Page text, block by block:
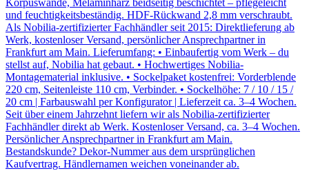
Korpuswände, Melaminharz beidseitig beschichtet – pflegeleicht
und feuchtigkeitsbeständig. HDF-Rückwand 2,8 mm verschraubt.
Als Nobilia-zertifizierter Fachhändler seit 2015: Direktlieferung ab
Werk, kostenloser Versand, persönlicher Ansprechpartner in
Frankfurt am Main. Lieferumfang: • Einbaufertig vom Werk – du
stellst auf, Nobilia hat gebaut. • Hochwertiges Nobilia-
Montagematerial inklusive. • Sockelpaket kostenfrei: Vorderblende
220 cm, Seitenleiste 110 cm, Verbinder. • Sockelhöhe: 7 / 10 / 15 /
20 cm | Farbauswahl per Konfigurator | Lieferzeit ca. 3–4 Wochen.
Seit über einem Jahrzehnt liefern wir als Nobilia-zertifizierter
Fachhändler direkt ab Werk. Kostenloser Versand, ca. 3–4 Wochen.
Persönlicher Ansprechpartner in Frankfurt am Main.
Bestandskunde? Dekor-Nummer aus dem ursprünglichen
Kaufvertrag. Händlernamen weichen voneinander ab.